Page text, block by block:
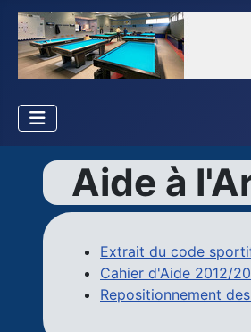
Aide à
Extrait du code
Cahier d'Aide 2012/
Repositionnement